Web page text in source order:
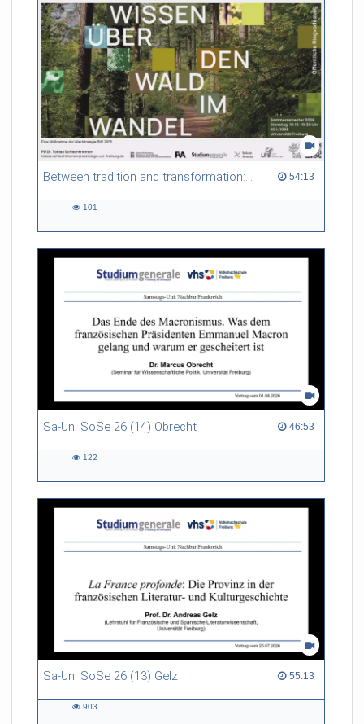
Between tradition and transformation: how owners, advisers and institutions co-create knowledge for resilient forests in Europe 54:13
54:13 duration
101
Sa-Uni SoSe 26 (14) Obrecht 46:53
46:53 duration
122
Sa-Uni SoSe 26 (13) Gelz 55:13
55:13 duration
903